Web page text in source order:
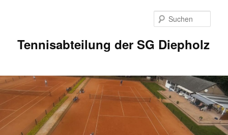
Tennisabteilung der SG Diepholz